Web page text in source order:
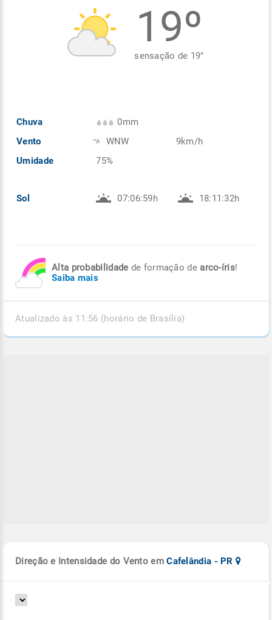
19º
sensação de 19°
Chuva
Vento
Umidade
0mm
WNW
75%
9km/h
Sol 07:06:59h 18:11:32h
Alta probabilidade de formação de arco-íris!
Saiba mais
Atualizado às 11:56 (horário de Brasília)
Direção e Intensidade do Vento emCafelândia - PR